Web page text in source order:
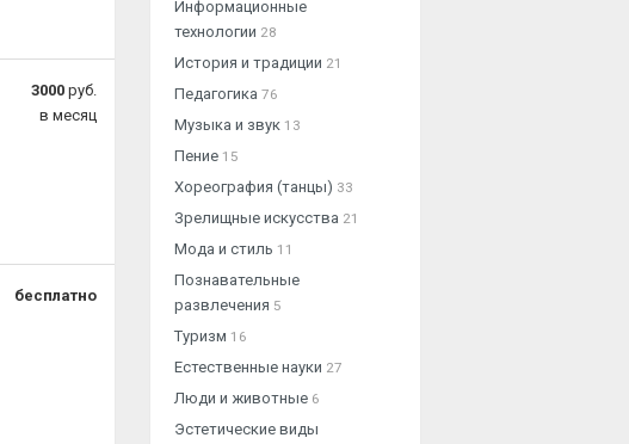
3000руб.
в месяц
бесплатно
Информационные
технологии 28
История и традиции 21
Педагогика 76
Музыка и звук 13
Пение 15
Хореография (танцы) 33
Зрелищные искусства 21
Мода и стиль 11
Познавательные
развлечения 5
Туризм 16
Естественные науки 27
Люди и животные 6
Эстетические виды